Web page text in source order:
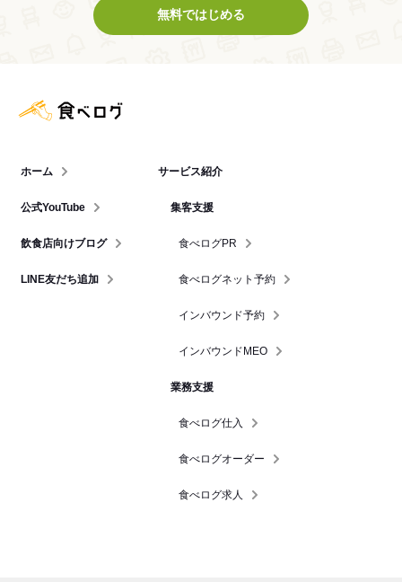
無料ではじめる
ホーム
公式YouTube
飲食店向けブログ
LINE友だち追加
サービス紹介
集客支援
食べログPR
食べログネット予約
インバウンド予約
インバウンドMEO
業務支援
食べログ仕入
食べログオーダー
食べログ求人